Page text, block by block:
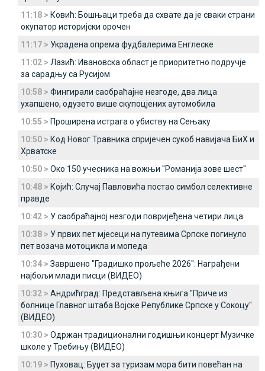
11:18 > Ковић: Бошњаци треба да схвате да је сваки страни
окупатор историјски орочен
11:17 > Украдена опрема фудбалерима Енглеске
11:02 > Лазић: Ивановска област је приоритетно подручје
за сарадњу са Русијом
10:58 > Фингирали саобраћајне незгоде, два лица
ухапшено, одузето више скупоцјених аутомобила
10:55 > Проширена истрага о убиству на Сењаку
10:50 > Код Новог Травника спријечен сукоб навијача БиХ и
Хрватске
10:50 > Око 150 учесника на вожњи "Романија зове шест"
10:48 > Којић: Случај Павловића постао симбол селективне
правде
10:42 > У саобраћајној незгоди повријеђена четири лица
10:38 > У првих пет мјесеци на путевима Српске погинуло
пет возача мотоцикла и мопеда
10:34 > Завршено "Градишко прољеће 2026": Награђени
најбољи млади писци (ВИДЕО)
10:32 > Андрићград: Представљена књига "Приче из
болнице Главног штаба Војске Републике Српске у Сокоцу"
(ВИДЕО)
10:30 > Одржан традиционални годишњи концерт Музичке
школе у Требињу (ВИДЕО)
10:19 > Пуховац: Буџет за туризам мора бити повећан на